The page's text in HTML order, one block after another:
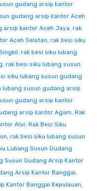
gudang arsip kantor
gudang arsip kantor Aceh
arsip kantor Aceh Jaya, rak
Aceh Selatan, rak besi siku
, rak besi siku lubang
, rak besi siku lubang susun
siku lubang susun gudang
lubang susun gudang arsip
gudang arsip kantor
arsip kantor Agam, Rak
Alor, Rak Besi Siku
, rak besi siku lubang susun
Lubang Susun Gudang
Susun Gudang Arsip Kantor
Arsip Kantor Banggai,
Kantor Banggai Kepulauan,